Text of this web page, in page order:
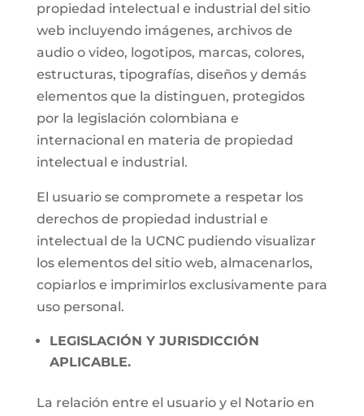
propiedad intelectual e industrial del sitio
web incluyendo imágenes, archivos de
audio o video, logotipos, marcas, colores,
estructuras, tipografías, diseños y demás
elementos que la distinguen, protegidos
por la legislación colombiana e
internacional en materia de propiedad
intelectual e industrial.
El usuario se compromete a respetar los
derechos de propiedad industrial e
intelectual de la UCNC pudiendo visualizar
los elementos del sitio web, almacenarlos,
copiarlos e imprimirlos exclusivamente para
uso personal.
LEGISLACIÓN Y JURISDICCIÓN
APLICABLE.
La relación entre el usuario y el Notario en